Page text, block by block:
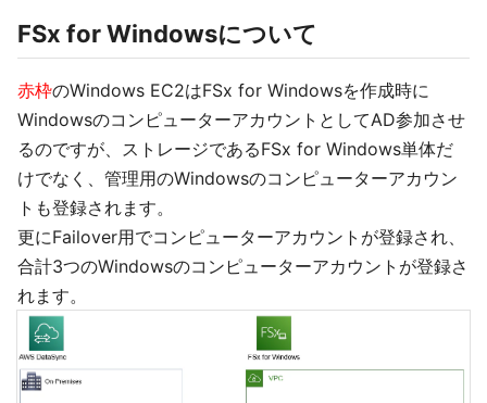
FSx for Windowsについて
赤枠のWindows EC2はFSx for Windowsを作成時に
WindowsのコンピューターアカウントとしてAD参加させ
るのですが、ストレージであるFSx for Windows単体だ
けでなく、管理用のWindowsのコンピューターアカウン
トも登録されます。
更にFailover用でコンピューターアカウントが登録され、
合計3つのWindowsのコンピューターアカウントが登録さ
れます。